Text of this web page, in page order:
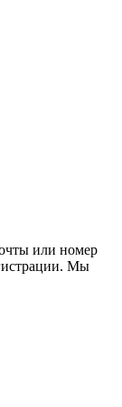
или номер
Мы